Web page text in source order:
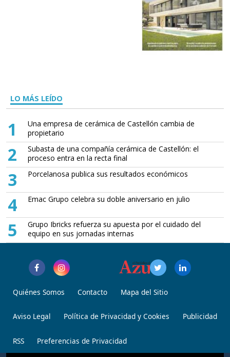
LO MÁS LEÍDO
1
Una empresa de cerámica de Castellón cambia de
propietario
2
Subasta de una compañía cerámica de Castellón: el
proceso entra en la recta final
3 Porcelanosa publica sus resultados económicos
4 Emac Grupo celebra su doble aniversario en julio
5
Grupo Ibricks refuerza su apuesta por el cuidado del
equipo en sus jornadas internas
Quiénes Somos Contacto Mapa del Sitio
Aviso Legal Política de Privacidad y Cookies Publicidad
RSS Preferencias de Privacidad